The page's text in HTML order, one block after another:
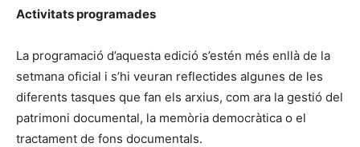
Activitats programades
La programació d’aquesta edició s’estén més enllà de la
setmana oficial i s’hi veuran reflectides algunes de les
diferents tasques que fan els arxius, com ara la gestió del
patrimoni documental, la memòria democràtica o el
tractament de fons documentals.